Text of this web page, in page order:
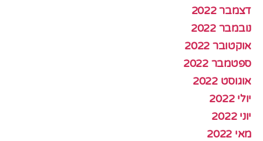
דצמבר 2022
נובמבר 2022
אוקטובר 2022
ספטמבר 2022
אוגוסט 2022
יולי 2022
יוני 2022
מאי 2022